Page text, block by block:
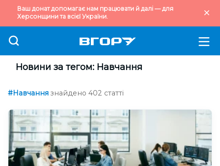
Ваш донат допомагає нам працювати й далі — для
Херсонщини та всієї України.
Новини за тегом: Навчання
#Навчання знайдено 402 статті